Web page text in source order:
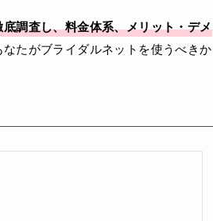
調査し、料金体系、メリット・デメ
たがブライダルネットを使うべきか